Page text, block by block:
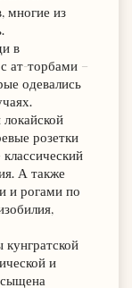
многие из
в
ат-торбами –
одевались
розетки
А также
и рогами по
и